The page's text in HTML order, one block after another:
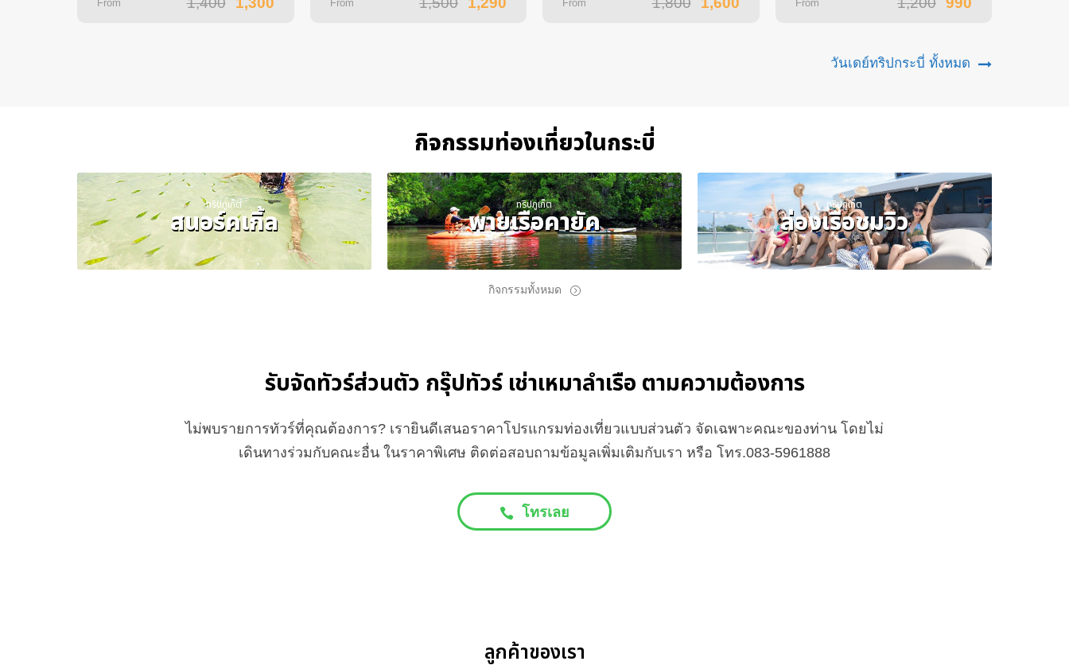
From From From From
วันเดย์ทริปกระบี่ ทั้งหมด
กิจกรรมท่องเที่ยวในกระบี่
ทริปภูเก็ต
สนอร์คเกิ้ล ทริปภูเก็ต
พายเรือคายัค ทริปภูเก็ต
ล่องเรือชมวิว
กิจกรรมทั้งหมด
รับจัดทัวร์ส่วนตัว กรุ๊ปทัวร์ เช่าเหมาลำเรือ ตามความต้องการ
ไม่พบรายการทัวร์ที่คุณต้องการ? เรายินดีเสนอราคาโปรแกรมท่องเที่ยวแบบส่วนตัว จัดเฉพาะคณะของท่าน โดยไม่
เดินทางร่วมกับคณะอื่น ในราคาพิเศษ ติดต่อสอบถามข้อมูลเพิ่มเติมกับเรา หรือ โทร.083-5961888
โทรเลย
ลูกค้าของเรา